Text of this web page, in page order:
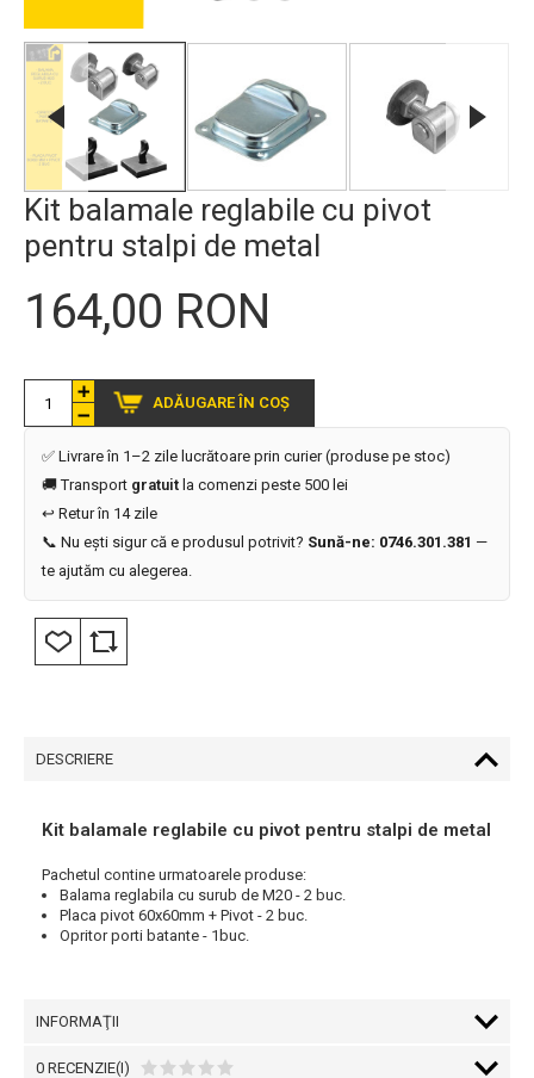
Kit balamale reglabile cu pivot
pentru stalpi de metal
164,00 RON
ADĂUGARE ÎN COȘ
✅ Livrare în 1–2 zile lucrătoare prin curier (produse pe stoc)
🚚 Transport gratuit la comenzi peste 500 lei
↩️ Retur în 14 zile
📞 Nu ești sigur că e produsul potrivit? Sună-ne: 0746.301.381 —
te ajutăm cu alegerea.
DESCRIERE
Kit balamale reglabile cu pivot pentru stalpi de metal
Pachetul contine urmatoarele produse:
Balama reglabila cu surub de M20 - 2 buc.
Placa pivot 60x60mm + Pivot - 2 buc.
Opritor porti batante - 1buc.
INFORMAŢII
0 RECENZIE(I)